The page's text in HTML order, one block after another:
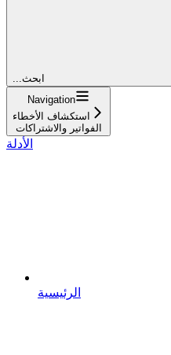
...ابحث
Navigation
استكشاف الأخطاء
الفواتير والاشتراكات
الأدلة
الرئيسية